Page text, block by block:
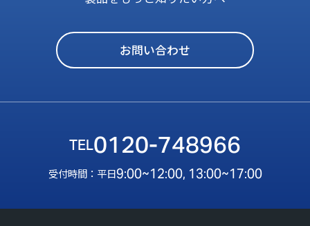
お問い合わせ
0120-748966
受付時間：平日9:00~12:00, 13:00~17:00